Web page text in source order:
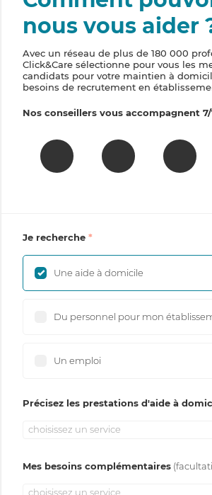
nous vous aider
Avec un réseau de plus de 180 000
Click&Care sélectionne pour vous les
candidats pour votre maintien à
besoins de recrutement en
Nos conseillers vous accompagnent
Je recherche
Une aide à domicile
Du personnel pour mon
Un emploi
Précisez les prestations d'aide à
choisissez un service
Mes besoins complémentaires
choisissez un service